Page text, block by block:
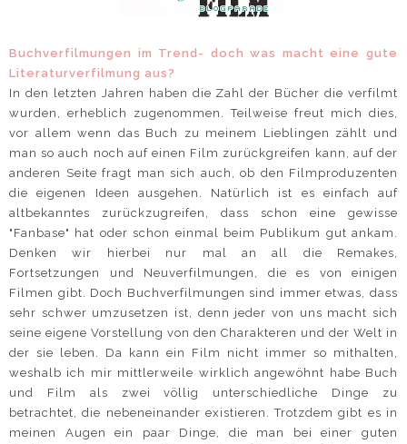
Buchverfilmungen im Trend- doch was macht eine gute
Literaturverfilmung aus?
In den letzten Jahren haben die Zahl der Bücher die verfilmt
wurden, erheblich zugenommen. Teilweise freut mich dies,
vor allem wenn das Buch zu meinem Lieblingen zählt und
man so auch noch auf einen Film zurückgreifen kann, auf der
anderen Seite fragt man sich auch, ob den Filmproduzenten
die eigenen Ideen ausgehen. Natürlich ist es einfach auf
altbekanntes zurückzugreifen, dass schon eine gewisse
"Fanbase" hat oder schon einmal beim Publikum gut ankam.
Denken wir hierbei nur mal an all die Remakes,
Fortsetzungen und Neuverfilmungen, die es von einigen
Filmen gibt. Doch Buchverfilmungen sind immer etwas, dass
sehr schwer umzusetzen ist, denn jeder von uns macht sich
seine eigene Vorstellung von den Charakteren und der Welt in
der sie leben. Da kann ein Film nicht immer so mithalten,
weshalb ich mir mittlerweile wirklich angewöhnt habe Buch
und Film als zwei völlig unterschiedliche Dinge zu
betrachtet, die nebeneinander existieren. Trotzdem gibt es in
meinen Augen ein paar Dinge, die man bei einer guten